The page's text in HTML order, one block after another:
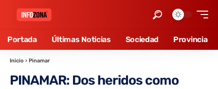
Portada Últimas Noticias Sociedad Provincia
Inicio › Pinamar
PINAMAR: Dos heridos como